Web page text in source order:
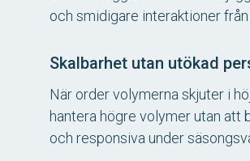
och smidigare interaktioner från
Skalbarhet utan utökad
När order volymerna skjuter i
hantera högre volymer utan
och responsiva under